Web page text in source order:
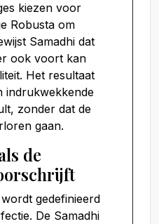
kiezen voor
Robusta om
Samadhi dat
ook voort kan
Het resultaat
indrukwekkende
zonder dat de
gaan.
de
gedefinieerd
De Samadhi